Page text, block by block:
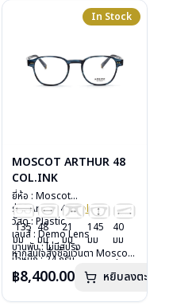
In Stock
MOSCOT ARTHUR 48
COL.INK
ยี่ห้อ : Moscot
รุ่น : Arthur 48Col.ink
วัสดุ : Plastic
เลนส์ : Demo Lens
บานพับ : ไม่มีสปริง
น้ำหนัก : 24 กรัม
อุปกรณ์ : กล่องแว่น, กล่อง
กระดาษ, ผ้าเช็ดแว่น
การรับประกัน : 1 ปี
135
มม
48
มม
21
มม
145
มม
40
มม
หากสนใจสั่งชื้อแว่นตา Moscot
ลงไว้กรุณาติดต่อเราคลิก
฿8,400.00 หยิบลงตะกร้า